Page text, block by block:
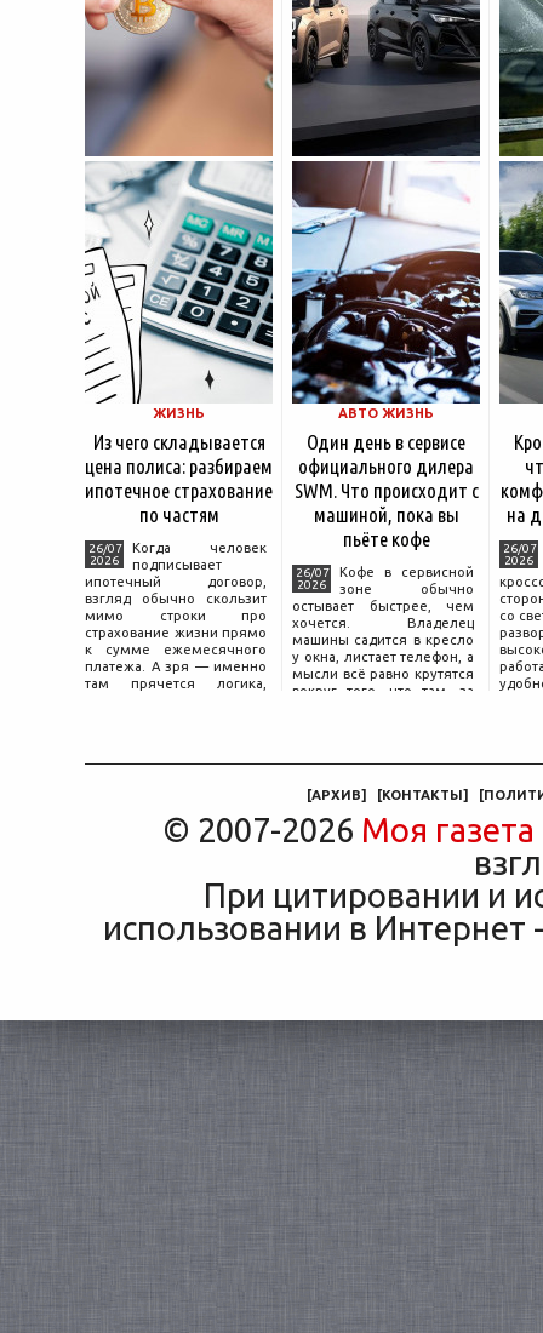
ЖИЗНЬ
Из чего складывается
цена полиса: разбираем
ипотечное страхование
по частям
26/07
2026
Когда человек
подписывает
ипотечный договор,
взгляд обычно скользит
мимо строки про
страхование жизни прямо
к сумме ежемесячного
платежа. А зря — именно
там прячется логика,
АВТО ЖИЗНЬ
Один день в сервисе
официального дилера
SWM. Что происходит с
машиной, пока вы
пьёте кофе
26/07
2026
Кофе в сервисной
зоне обычно
остывает быстрее, чем
хочется. Владелец
машины садится в кресло
у окна, листает телефон, а
мысли всё равно крутятся
вокруг того, что там, за
на
26/07
2026
со
[АРХИВ] [КОНТАКТЫ] [
© 2007-2026 Моя газета
При цитировании и
использовании в Интернет